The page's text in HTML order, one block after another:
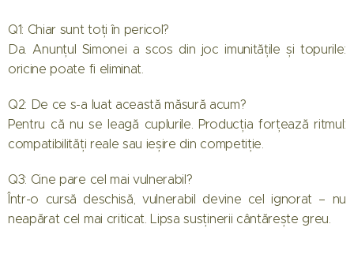
Q1: Chiar sunt toți în pericol?
Da. Anunțul Simonei a scos din joc imunitățile și topurile:
oricine poate fi eliminat.
Q2: De ce s-a luat această măsură acum?
Pentru că nu se leagă cuplurile. Producția forțează ritmul:
compatibilități reale sau ieșire din competiție.
Q3: Cine pare cel mai vulnerabil?
Într-o cursă deschisă, vulnerabil devine cel ignorat – nu
neapărat cel mai criticat. Lipsa susținerii cântărește greu.